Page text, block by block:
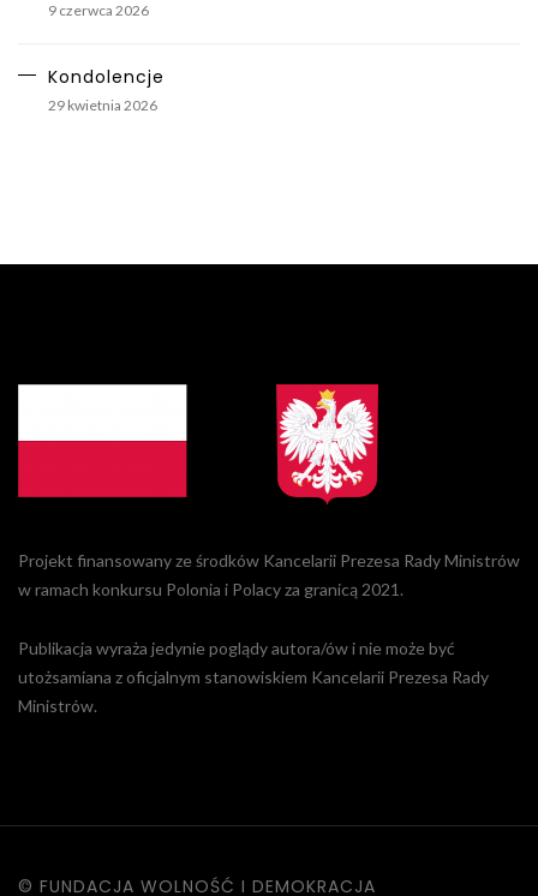
9 czerwca 2026
Kondolencje
29 kwietnia 2026
Projekt finansowany ze środków Kancelarii Prezesa Rady Ministrów
w ramach konkursu Polonia i Polacy za granicą 2021.
Publikacja wyraża jedynie poglądy autora/ów i nie może być
utożsamiana z oficjalnym stanowiskiem Kancelarii Prezesa Rady
Ministrów.
© FUNDACJA WOLNOŚĆ I DEMOKRACJA